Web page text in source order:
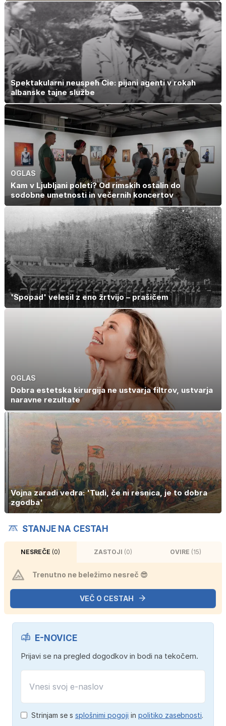
Spektakularni neuspeh Cie: pijani agenti v rokah
albanske tajne službe
OGLAS
Kam v Ljubljani poleti? Od rimskih ostalin do
sodobne umetnosti in večernih koncertov
'Spopad' velesil z eno žrtvijo – prašičem
OGLAS
Dobra estetska kirurgija ne ustvarja filtrov, ustvarja
naravne rezultate
Vojna zaradi vedra: 'Tudi, če ni resnica, je to dobra
zgodba'
STANJE NA CESTAH
NESREČE (0) ZASTOJI (0) OVIRE (15)
Trenutno ne beležimo nesreč 😎
VEČ O CESTAH
E-NOVICE
Prijavi se na pregled dogodkov in bodi na tekočem.
Strinjam se s splošnimi pogoji in politiko zasebnosti.